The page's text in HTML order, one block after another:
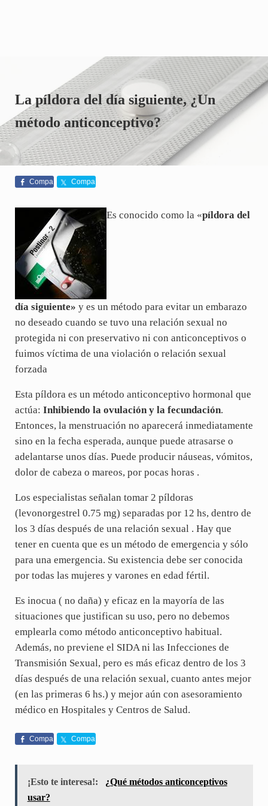
La píldora del día siguiente, ¿Un
método anticonceptivo?
Compa
Compa
Es conocido como la «píldora del
día siguiente» y es un método para evitar un embarazo
no deseado cuando se tuvo una relación sexual no
protegida ni con preservativo ni con anticonceptivos o
fuimos víctima de una violación o relación sexual
forzada
Esta píldora es un método anticonceptivo hormonal que
actúa: Inhibiendo la ovulación y la fecundación.
Entonces, la menstruación no aparecerá inmediatamente
sino en la fecha esperada, aunque puede atrasarse o
adelantarse unos días. Puede producir náuseas, vómitos,
dolor de cabeza o mareos, por pocas horas .
Los especialistas señalan tomar 2 píldoras
(levonorgestrel 0.75 mg) separadas por 12 hs, dentro de
los 3 días después de una relación sexual . Hay que
tener en cuenta que es un método de emergencia y sólo
para una emergencia. Su existencia debe ser conocida
por todas las mujeres y varones en edad fértil.
Es inocua ( no daña) y eficaz en la mayoría de las
situaciones que justifican su uso, pero no debemos
emplearla como método anticonceptivo habitual.
Además, no previene el SIDA ni las Infecciones de
Transmisión Sexual, pero es más eficaz dentro de los 3
días después de una relación sexual, cuanto antes mejor
(en las primeras 6 hs.) y mejor aún con asesoramiento
médico en Hospitales y Centros de Salud.
Compa
Compa
¡Esto te interesa!:
¿Qué métodos anticonceptivos
usar?